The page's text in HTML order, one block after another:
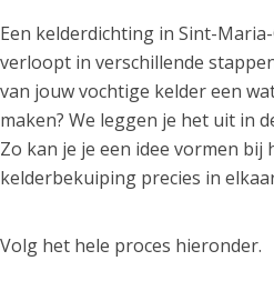
Een kelderdichting in Sint-
verloopt in verschillende
van jouw vochtige kelder een
maken? We leggen je het uit in
Zo kan je je een idee vormen bij
kelderbekuiping precies in
Volg het hele proces hieronder.